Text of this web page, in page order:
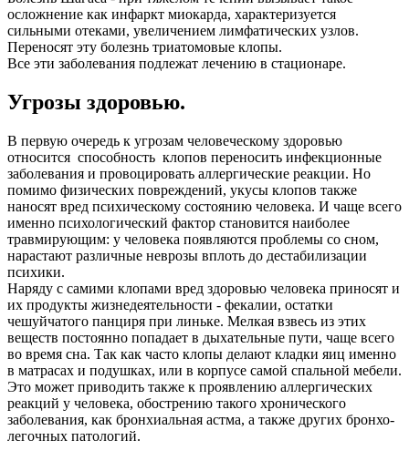
осложнение как инфаркт миокарда, характеризуется
сильными отеками, увеличением лимфатических узлов.
Переносят эту болезнь триатомовые клопы.
Все эти заболевания подлежат лечению в стационаре.
Угрозы здоровью.
В первую очередь к угрозам человеческому здоровью
относится способность клопов переносить инфекционные
заболевания и провоцировать аллергические реакции. Но
помимо физических повреждений, укусы клопов также
наносят вред психическому состоянию человека. И чаще всего
именно психологический фактор становится наиболее
травмирующим: у человека появляются проблемы со сном,
нарастают различные неврозы вплоть до дестабилизации
психики.
Наряду с самими клопами вред здоровью человека приносят и
их продукты жизнедеятельности - фекалии, остатки
чешуйчатого панциря при линьке. Мелкая взвесь из этих
веществ постоянно попадает в дыхательные пути, чаще всего
во время сна. Так как часто клопы делают кладки яиц именно
в матрасах и подушках, или в корпусе самой спальной мебели.
Это может приводить также к проявлению аллергических
реакций у человека, обострению такого хронического
заболевания, как бронхиальная астма, а также других бронхо-
легочных патологий.